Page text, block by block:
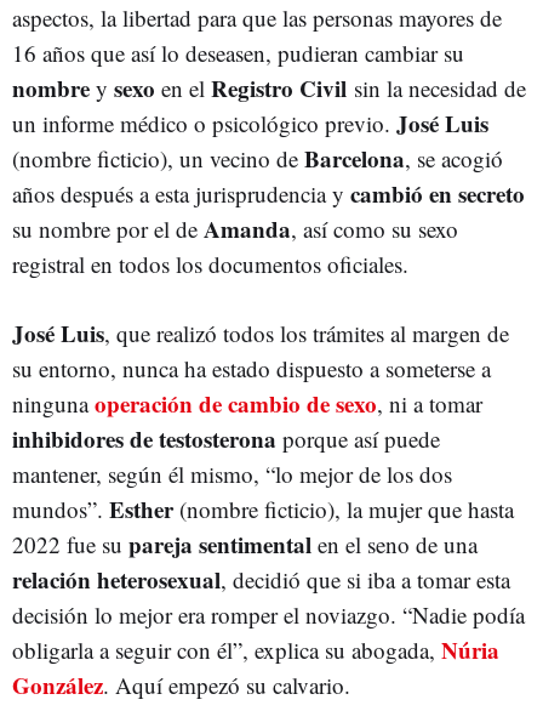
aspectos, la libertad para que las personas mayores de
16 años que así lo deseasen, pudieran cambiar su
nombre y sexo en el Registro Civil sin la necesidad de
un informe médico o psicológico previo. José Luis
(nombre ficticio), un vecino de Barcelona, se acogió
años después a esta jurisprudencia y cambió en secreto
su nombre por el de Amanda, así como su sexo
registral en todos los documentos oficiales.
José Luis, que realizó todos los trámites al margen de
su entorno, nunca ha estado dispuesto a someterse a
ningunaoperación de cambio de sexo, ni a tomar
inhibidores de testosterona porque así puede
mantener, según él mismo, “lo mejor de los dos
mundos”. Esther(nombre ficticio), la mujer que hasta
2022 fue su pareja sentimental en el seno de una
relación heterosexual, decidió que si iba a tomar esta
decisión lo mejor era romper el noviazgo. “Nadie podía
obligarla a seguir con él”, explica su abogada, Núria
González. Aquí empezó su calvario.